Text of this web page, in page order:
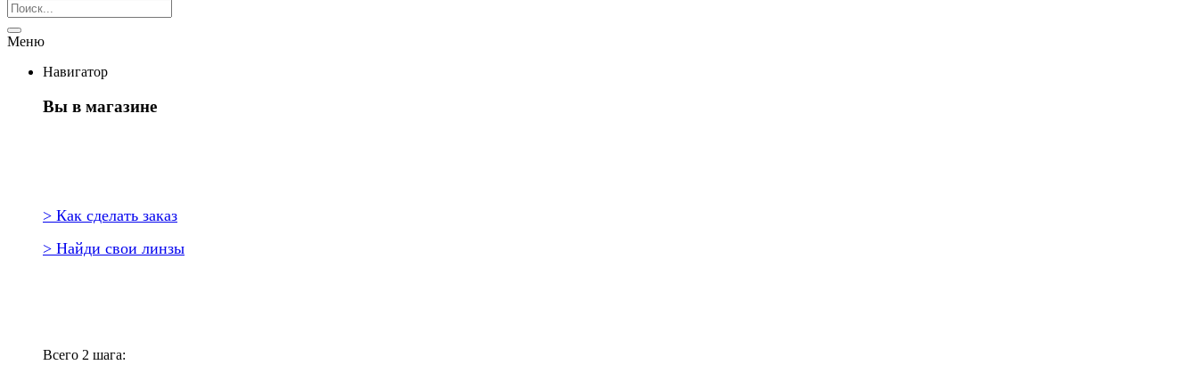
Меню
Навигатор
Вы в магазине
> Как сделать заказ
> Найди свои линзы
Всего 2 шага: